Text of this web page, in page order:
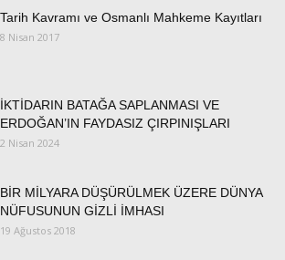
Tarih Kavramı ve Osmanlı Mahkeme Kayıtları
8 Nisan 2017
İKTİDARIN BATAĞA SAPLANMASI VE
ERDOĞAN’IN FAYDASIZ ÇIRPINIŞLARI
2 Nisan 2024
BİR MİLYARA DÜŞÜRÜLMEK ÜZERE DÜNYA
NÜFUSUNUN GİZLİ İMHASI
19 Ağustos 2018